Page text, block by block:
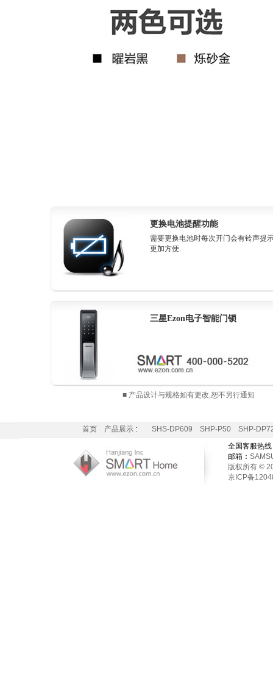
更换电池提醒功能
需要更换电池时每次开门会有铃声提
更加方便.
三星Ezon电子智能门锁
■ 产品设计与规格如有更改,恕不另行通知
首页 产品展示: SHS-DP609 SHP-P50
SHP-
全国客服热
邮箱：
版权所有 ©
京ICP备